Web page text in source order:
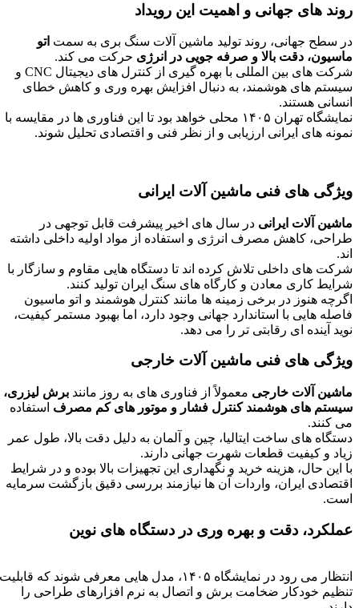
روند های جهانی و اهمیت این رویداد
در سطح جهانی، روند تولید ماشین‌ آلات سنگ‌ بری به سمتاتو
ماسیون، دقت بالا و صرفه‌ جویی در انرژیحرکت می‌ کند.
شرکت‌ های بین‌ المللی با بهره‌ گیری از کنترل‌ های دیجیتال CNC و
سیستم‌ های هوشمند، به دنبال افزایش بهره‌ وری و کاهش خطای
انسانی هستند.
نمایشگاه تهران ۱۴۰۵ محلی خواهد بود تا این فناوری‌ ها در مقایسه با
نمونه‌ های ایرانی ارزیابی و از نظر فنی و اقتصادی تحلیل شوند.
ویژگی‌ های فنی ماشین‌ آلات ایرانی
ماشین‌ آلات ایرانی در سال‌ های اخیر پیشرفت قابل‌ توجهی در
طراحی، کاهش مصرف انرژی و استفاده از مواد اولیه داخلی داشته‌
اند.
شرکت‌ های داخلی تلاش کرده‌ اند تا دستگاه‌ هایی مقاوم و سازگار با
شرایط کاری معادن و کارگاه‌ های سنگ ایران تولید کنند.
اگرچه هنوز در برخی زمینه‌ ها مانند کنترل هوشمند و اتو ماسیون
فاصله‌ هایی با استاندارد جهانی وجود دارد، اما بهبود مستمر کیفیت،
نوید آینده‌ ای رقابتی‌ تر را می‌ دهد.
ویژگی‌ های فنی ماشین‌ آلات خارجی
ماشین‌ آلات خارجی معمولاً از فناوری‌ های به‌ روز مانندبرش لیزری،
سیستم‌ های هوشمند کنترل فشار و موتور های کم‌ مصرفاستفاده
می‌ کنند.
دستگاه‌ های ساخت ایتالیا، چین و آلمان به دلیل دقت بالا، طول عمر
زیاد و کیفیت قطعات شهرت جهانی دارند.
با این حال، هزینه خرید و نگهداری این تجهیزات بالا بوده و در شرایط
اقتصادی ایران، واردات آن‌ ها نیازمند بررسی دقیق بازگشت سرمایه
است.
عملکرد، دقت و بهره‌ وری در دستگاه‌ های نوین
انتظار می‌ رود در نمایشگاه ۱۴۰۵، مدل‌ هایی معرفی شوند که قابلیت
تنظیم خودکار ضخامت برش و اتصال به نرم‌ افزارهای طراحی را